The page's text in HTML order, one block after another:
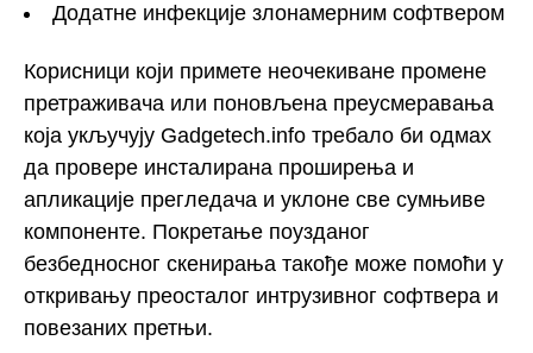
Додатне инфекције злонамерним софтвером
Корисници који примете неочекиване промене
претраживача или поновљена преусмеравања
која укључују Gadgetech.info требало би одмах
да провере инсталирана проширења и
апликације прегледача и уклоне све сумњиве
компоненте. Покретање поузданог
безбедносног скенирања такође може помоћи у
откривању преосталог интрузивног софтвера и
повезаних претњи.